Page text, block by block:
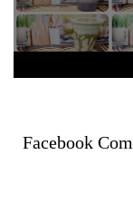
Facebook